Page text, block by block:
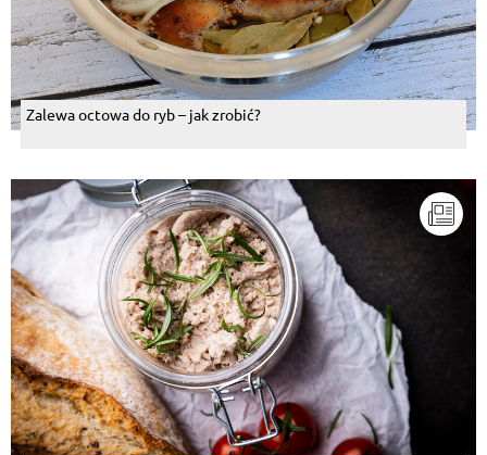
Zalewa octowa do ryb – jak zrobić?